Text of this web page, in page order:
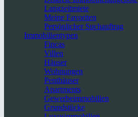
Langzeitmiete
Meine Favoriten
Persönlicher Suchauftrag
Immobilientypen
Fincas
Villen
Häuser
Wohnungen
Penthäuser
Apartments
Gewerbeimmobilien
Grundstücke